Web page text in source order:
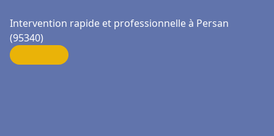
Intervention rapide et professionnelle à Persan
(95340)